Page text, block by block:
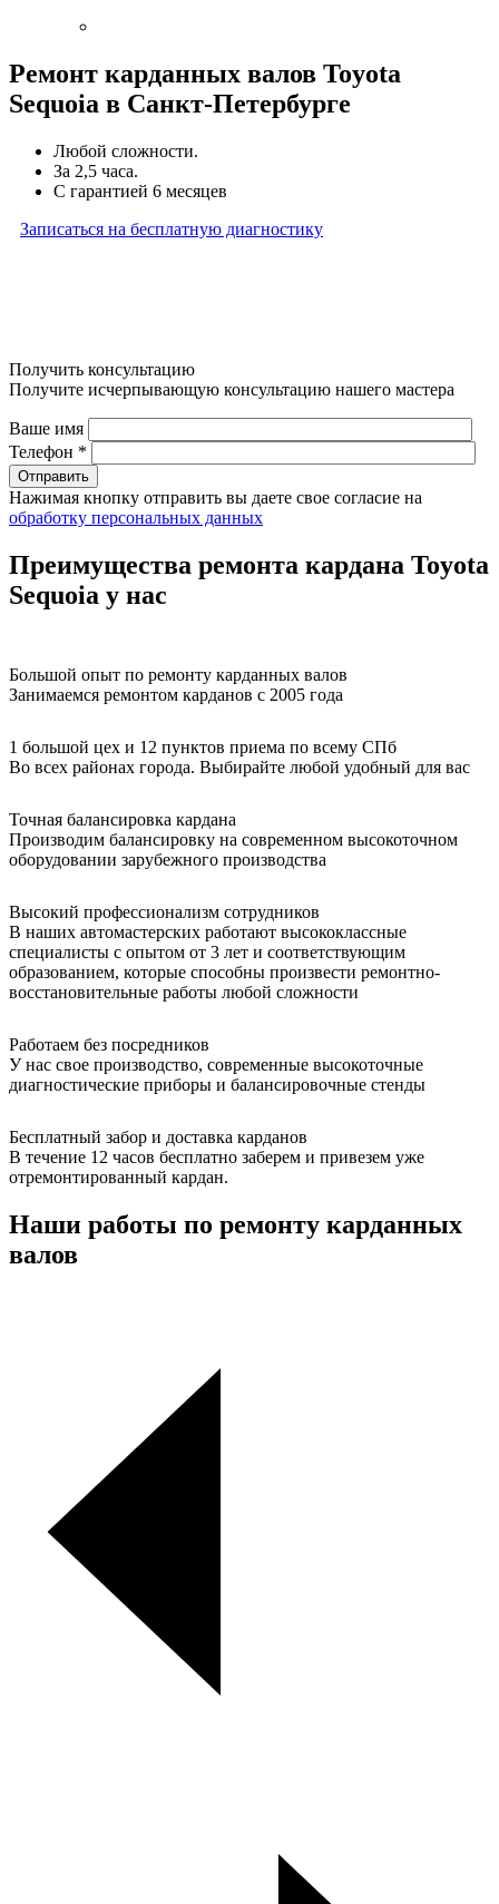
Ремонт карданных валов Toyota
Sequoia в Санкт-Петербурге
Любой сложности.
За 2,5 часа.
С гарантией 6 месяцев
Записаться на бесплатную диагностику
Получить консультацию
Получите исчерпывающую консультацию нашего мастера
Ваше имя
Телефон *
Нажимая кнопку отправить вы даете свое согласие на
обработку персональных данных
Преимущества ремонта кардана Toyota
Sequoia у нас
Большой опыт по ремонту карданных валов
Занимаемся ремонтом карданов с 2005 года
1 большой цех и 12 пунктов приема по всему СПб
Во всех районах города. Выбирайте любой удобный для вас
Точная балансировка кардана
Производим балансировку на современном высокоточном
оборудовании зарубежного производства
Высокий профессионализм сотрудников
В наших автомастерских работают высококлассные
специалисты с опытом от 3 лет и соответствующим
образованием, которые способны произвести ремонтно-
восстановительные работы любой сложности
Работаем без посредников
У нас свое производство, современные высокоточные
диагностические приборы и балансировочные стенды
Бесплатный забор и доставка карданов
В течение 12 часов бесплатно заберем и привезем уже
отремонтированный кардан.
Наши работы по ремонту карданных
валов